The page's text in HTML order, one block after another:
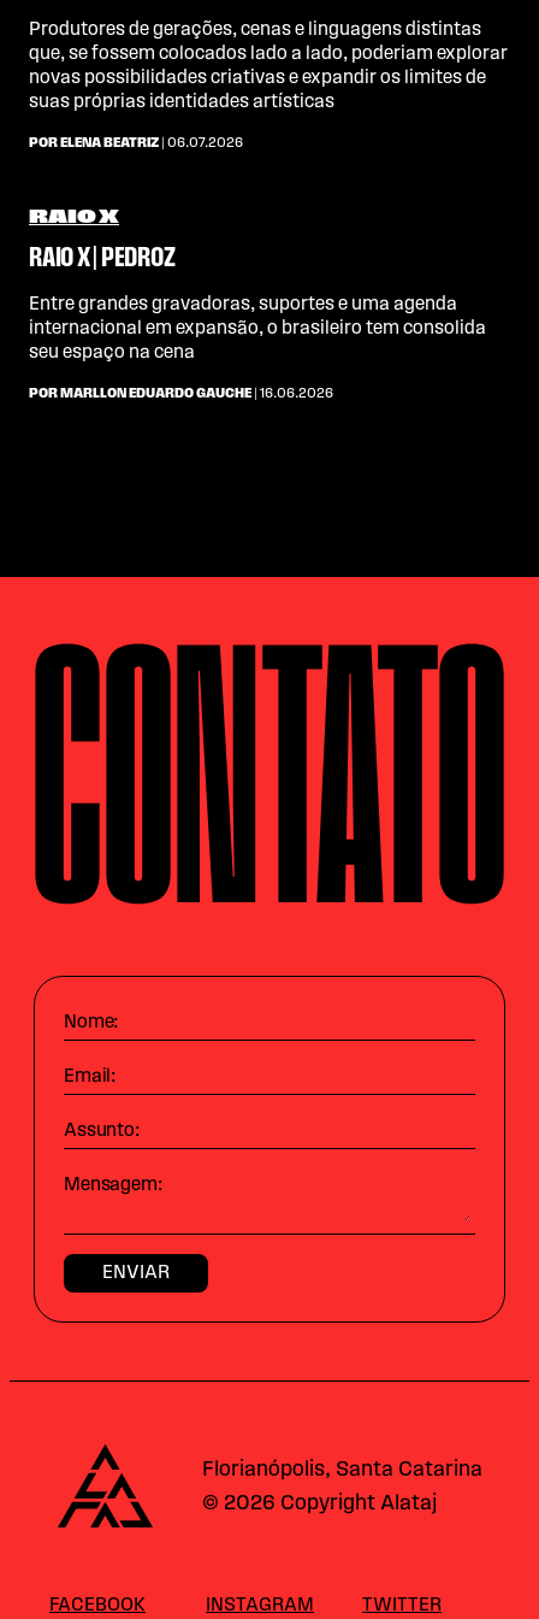
Produtores de gerações, cenas e linguagens distintas
que, se fossem colocados lado a lado, poderiam explorar
novas possibilidades criativas e expandir os limites de
suas próprias identidades artísticas
POR ELENA BEATRIZ | 06.07.2026
RAIO X
RAIO X | PEDROZ
Entre grandes gravadoras, suportes e uma agenda
internacional em expansão, o brasileiro tem consolida
seu espaço na cena
POR MARLLON EDUARDO GAUCHE | 16.06.2026
CONTATO
Nome:
Email:
Assunto:
Mensagem:
Alataj
Florianópolis, Santa Catarina
© 2026 Copyright Alataj
FACEBOOK INSTAGRAM TWITTER